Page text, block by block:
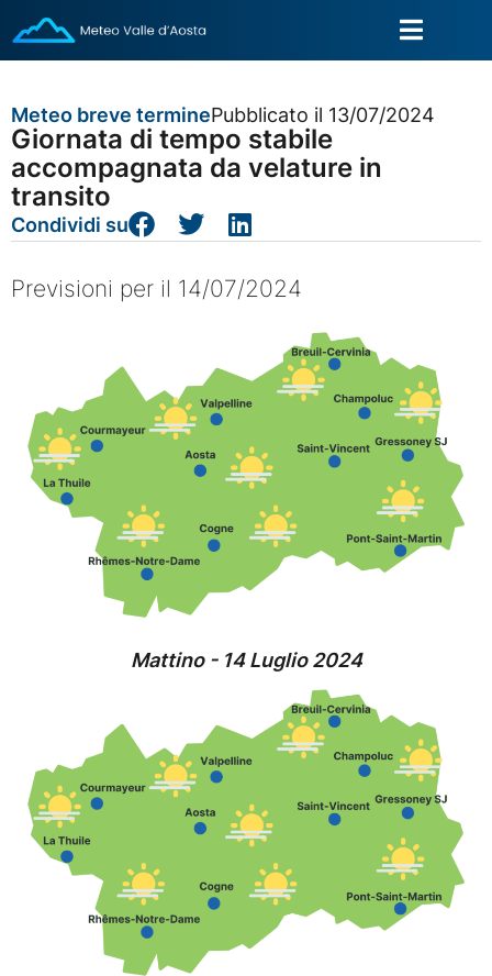
Meteo breve terminePubblicato il 13/07/2024
Giornata di tempo stabile
accompagnata da velature in
transito
Condividi su
Previsioni per il 14/07/2024
Mattino - 14 Luglio 2024